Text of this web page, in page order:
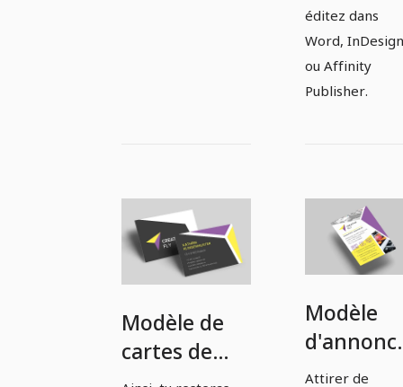
éditez dans
Word, InDesign
ou Affinity
Publisher.
Modèle de
cartes de
visite pour
Modèle
pour
Attirer de